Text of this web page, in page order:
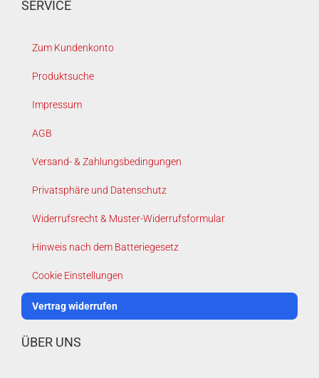
SERVICE
Zum Kundenkonto
Produktsuche
Impressum
AGB
Versand- & Zahlungsbedingungen
Privatsphäre und Datenschutz
Widerrufsrecht & Muster-Widerrufsformular
Hinweis nach dem Batteriegesetz
Cookie Einstellungen
Vertrag widerrufen
ÜBER UNS